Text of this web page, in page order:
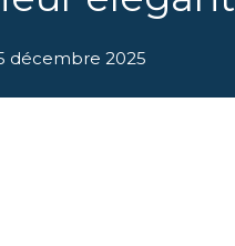
décembre 2025